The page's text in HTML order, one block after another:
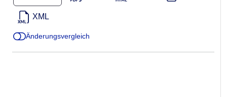
XML
Änderungsvergleich